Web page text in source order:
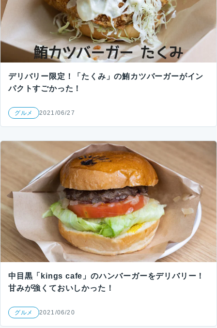
デリバリー限定！「たくみ」の鮪カツバーガーがイン
パクトすごかった！
グルメ 2021/06/27
中目黒「kings cafe」のハンバーガーをデリバリー！
甘みが強くておいしかった！
グルメ 2021/06/20